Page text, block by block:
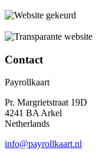
Contact
Payrollkaart
Pr. Margrietstraat 19D
4241 BA Arkel
Netherlands
info@payrollkaart.nl